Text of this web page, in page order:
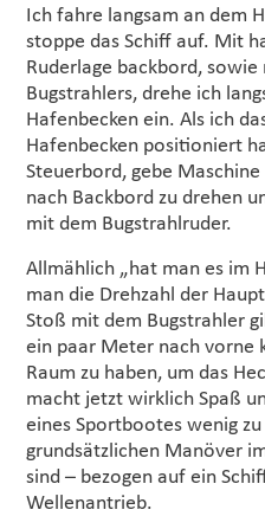
Ich fahre langsam an dem
stoppe das Schiff auf. Mit
Ruderlage backbord,
Bugstrahlers, drehe ich
Hafenbecken ein. Als ich
Hafenbecken positioniert
Steuerbord, gebe
nach Backbord zu drehen
mit dem Bugstrahlruder.
Allmählich „hat man es im
man die Drehzahl der
Stoß mit dem Bugstrahler
ein paar Meter nach vorne
Raum zu haben, um das
macht jetzt wirklich Spaß
eines Sportbootes wenig
grundsätzlichen Manöver
sind – bezogen auf ein
Wellenantrieb.